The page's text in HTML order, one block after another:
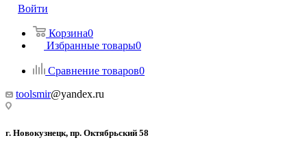
Войти
Корзина0
Избранные товары0
Сравнение товаров0
toolsmir@yandex.ru
г. Новокузнецк, пр. Октябрьский 58